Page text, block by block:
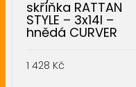
skříňka RATTAN
STYLE – 3x14l –
hnědá CURVER
1 428 Kč